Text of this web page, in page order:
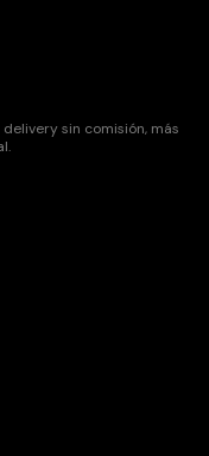
sin comisión, más